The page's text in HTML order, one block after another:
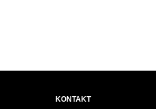
KONTAKT